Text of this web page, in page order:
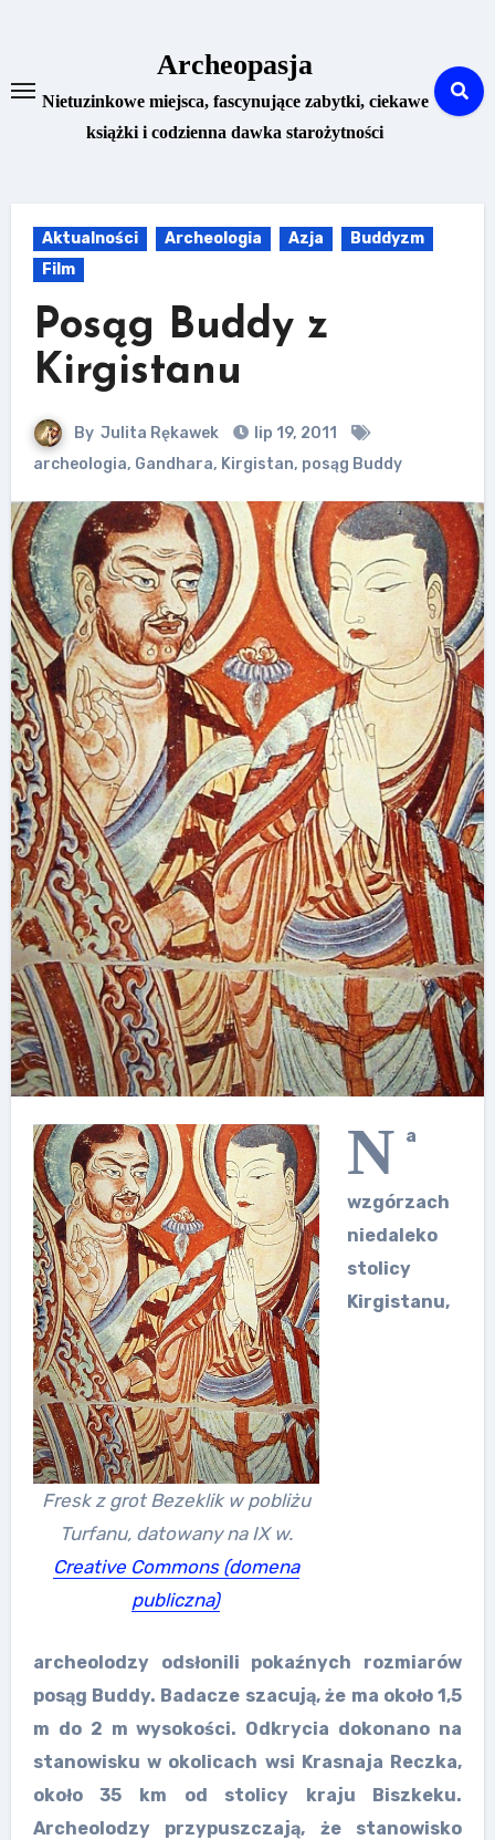
Archeopasja
Nietuzinkowe miejsca, fascynujące zabytki, ciekawe
książki i codzienna dawka starożytności
Aktualności Archeologia Azja
Buddyzm
Film
Posąg Buddy z
Kirgistanu
By Julita Rękawek
lip 19, 2011
archeologia, Gandhara, Kirgistan, posąg Buddy
Fresk z grot Bezeklik w pobliżu
Turfanu, datowany na IX w.
Creative Commons (domena
publiczna)
N a
wzgórzach
niedaleko
stolicy
Kirgistanu,
archeolodzy odsłonili pokaźnych rozmiarów
posąg Buddy. Badacze szacują, że ma około 1,5
m do 2 m wysokości. Odkrycia dokonano na
stanowisku w okolicach wsi Krasnaja Reczka,
około 35 km od stolicy kraju Biszkeku.
Archeolodzy przypuszczają, że stanowisko